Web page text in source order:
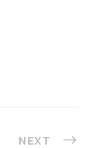
NEXT